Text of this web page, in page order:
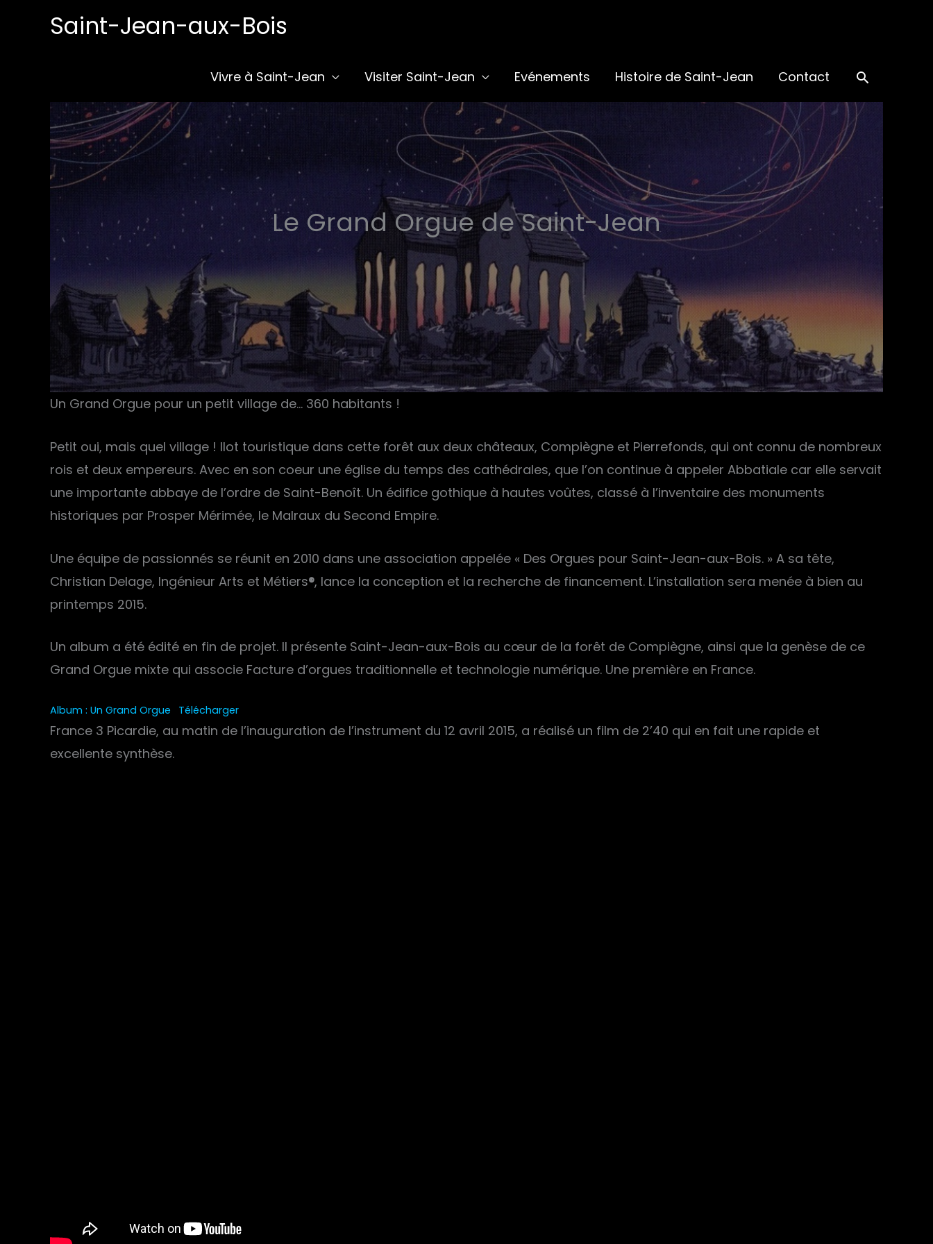
Saint-Jean-aux-Bois
Vivre à Saint-Jean Visiter Saint-Jean Evénements Histoire de Saint-Jean Contact
Le Grand Orgue de Saint-Jean
Un Grand Orgue pour un petit village de… 360 habitants !
Petit oui, mais quel village ! Ilot touristique dans cette forêt aux deux châteaux, Compiègne et Pierrefonds, qui ont connu de nombreux
rois et deux empereurs. Avec en son coeur une église du temps des cathédrales, que l’on continue à appeler Abbatiale car elle servait
une importante abbaye de l’ordre de Saint-Benoît. Un édifice gothique à hautes voûtes, classé à l’inventaire des monuments
historiques par Prosper Mérimée, le Malraux du Second Empire.
Une équipe de passionnés se réunit en 2010 dans une association appelée « Des Orgues pour Saint-Jean-aux-Bois. » A sa tête,
Christian Delage, Ingénieur Arts et Métiers®, lance la conception et la recherche de financement. L’installation sera menée à bien au
printemps 2015.
Un album a été édité en fin de projet. Il présente Saint-Jean-aux-Bois au cœur de la forêt de Compiègne, ainsi que la genèse de ce
Grand Orgue mixte qui associe Facture d’orgues traditionnelle et technologie numérique. Une première en France.
Album : Un Grand Orgue Télécharger
France 3 Picardie, au matin de l’inauguration de l’instrument du 12 avril 2015, a réalisé un film de 2’40 qui en fait une rapide et
excellente synthèse.